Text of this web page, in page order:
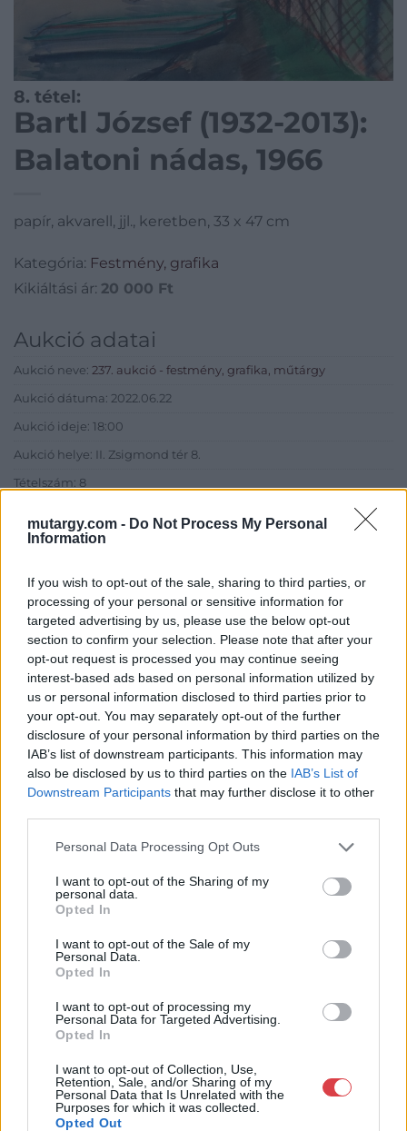
mutargy.com - Do Not Process My Personal
Information
If you wish to opt-out of the sale, sharing to third parties, or
processing of your personal or sensitive information for
targeted advertising by us, please use the below opt-out
section to confirm your selection. Please note that after your
opt-out request is processed you may continue seeing
interest-based ads based on personal information utilized by
us or personal information disclosed to third parties prior to
your opt-out. You may separately opt-out of the further
disclosure of your personal information by third parties on the
IAB’s list of downstream participants. This information may
also be disclosed by us to third parties on the IAB’s List of
Downstream Participants that may further disclose it to other
Personal Data Processing Opt Outs
I want to opt-out of the Sharing of my
personal data.
Opted In
I want to opt-out of the Sale of my
Personal Data.
Opted In
I want to opt-out of processing my
Personal Data for Targeted Advertising.
Opted In
I want to opt-out of Collection, Use,
Retention, Sale, and/or Sharing of my
Personal Data that Is Unrelated with the
Purposes for which it was collected.
Opted Out
8. tétel:
Bartl József (1932-2013):
Balatoni nádas, 1966
papír, akvarell, jjl., keretben, 33 x 47 cm
Kategória: Festmény, grafika
Kikiáltási ár: 20 000 Ft
Aukció adatai
Aukció neve: 237. aukció - festmény, grafika, műtárgy
Aukció dátuma: 2022.06.22
Aukció ideje: 18:00
Aukció helye: II. Zsigmond tér 8.
Tételszám: 8
Eladó adatai
Cím: Dudás Attila
Műgyűjtők Háza kft.
Budapest
1023.Bp. Zsigmond tér 11.
1023
Telefon: 18008123
Weboldal:
http://www.mugyujtokhaza.hu
Bemutatkozás: 2013 nyarán nyitottuk meg Galériánkat
Budapesten, a II. kerületben. Célunk, hogy az eladók optimális
kínálatunkból. Ezért is rendezünk minden második héten,
18.00 óráig várjuk szeretettel az érdeklődőket.
KAPCSOLÓDÓ MŰTÁRGYAK